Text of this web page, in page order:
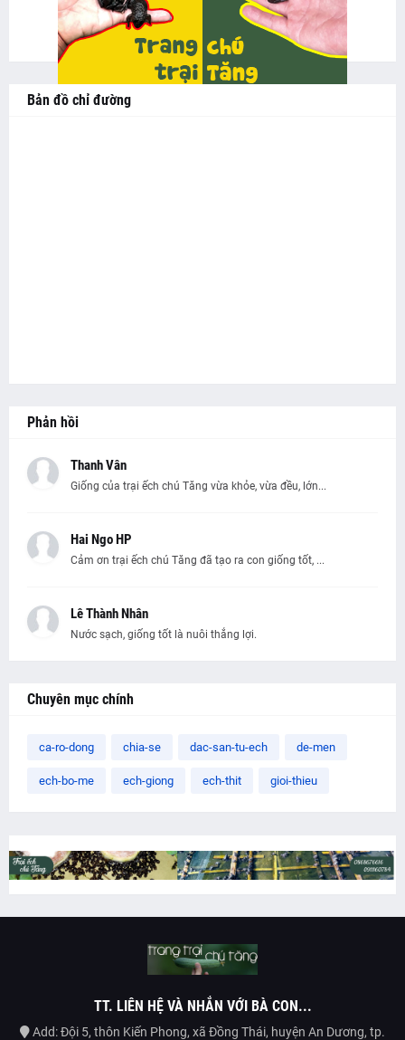
Bản đồ chỉ đường
Phản hồi
Thanh Vân
Giống của trại ếch chú Tăng vừa khỏe, vừa đều, lớn...
Hai Ngo HP
Cảm ơn trại ếch chú Tăng đã tạo ra con giống tốt, ...
Lê Thành Nhân
Nước sạch, giống tốt là nuôi thắng lợi.
Chuyên mục chính
ca-ro-dong chia-se dac-san-tu-ech de-men
ech-bo-me ech-giong ech-thit gioi-thieu
TT. LIÊN HỆ VÀ NHẮN VỚI BÀ CON...
Add: Đội 5, thôn Kiến Phong, xã Đồng Thái, huyện An Dương, tp.